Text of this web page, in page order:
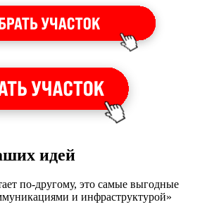
идей
по-другому, это самые выгодные
и инфраструктурой»